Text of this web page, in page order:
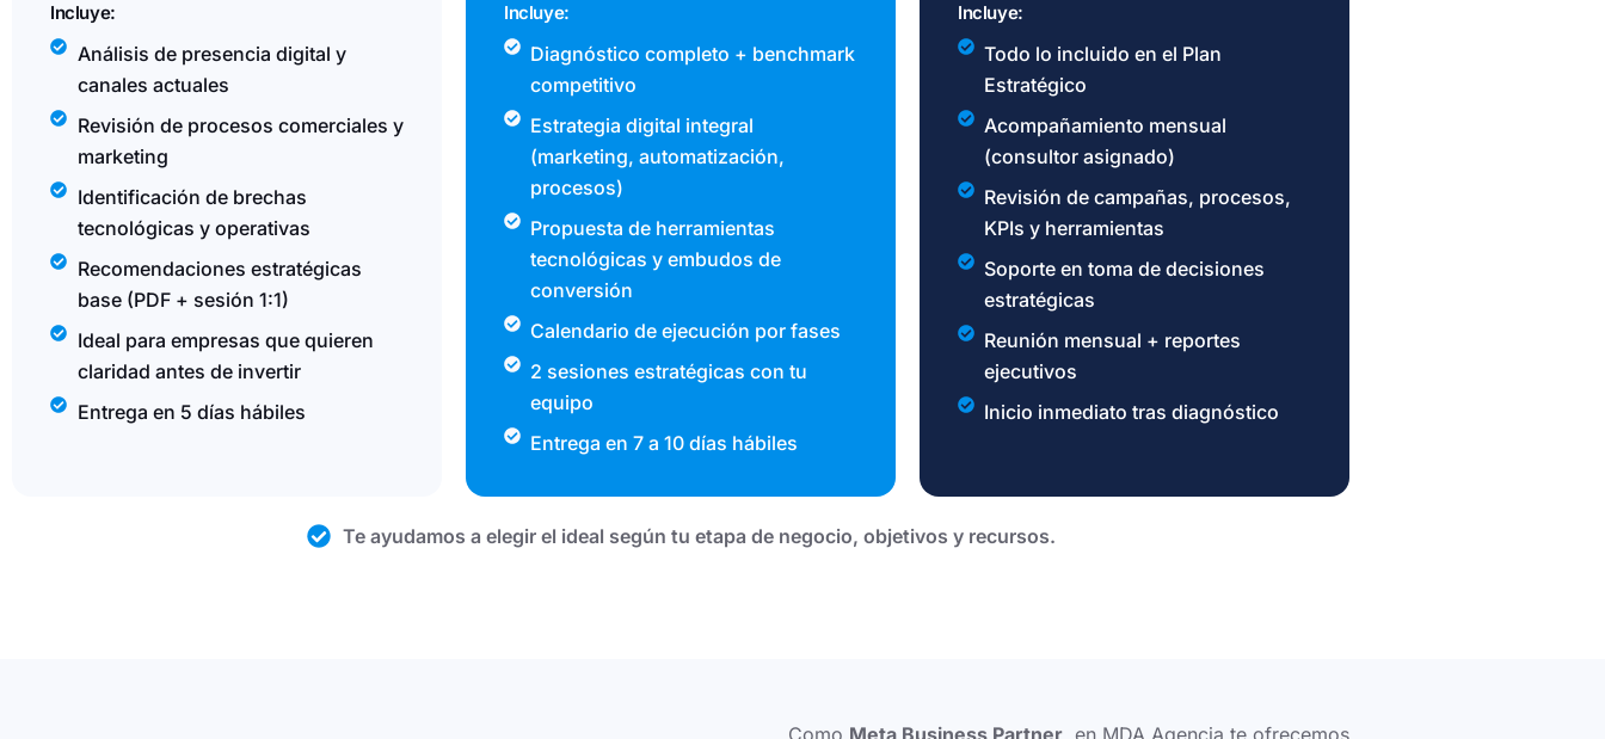
Incluye:
Análisis de presencia digital y
canales actuales
Revisión de procesos comerciales y
marketing
Identificación de brechas
tecnológicas y operativas
Recomendaciones estratégicas
base (PDF + sesión 1:1)
Ideal para empresas que quieren
claridad antes de invertir
Entrega en 5 días hábiles
Incluye:
Diagnóstico completo + benchmark
competitivo
Estrategia digital integral
(marketing, automatización,
procesos)
Propuesta de herramientas
tecnológicas y embudos de
conversión
Calendario de ejecución por fases
2 sesiones estratégicas con tu
equipo
Entrega en 7 a 10 días hábiles
Incluye:
Todo lo incluido en el Plan
Estratégico
Acompañamiento mensual
(consultor asignado)
Revisión de campañas, procesos,
KPIs y herramientas
Soporte en toma de decisiones
estratégicas
Reunión mensual + reportes
ejecutivos
Inicio inmediato tras diagnóstico
Te ayudamos a elegir el ideal según tu etapa de negocio, objetivos y recursos.